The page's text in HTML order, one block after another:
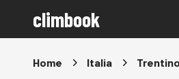
climbook
Home Italia